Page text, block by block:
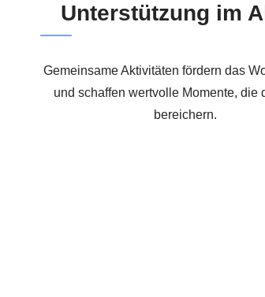
Unterstützung im
Gemeinsame Aktivitäten fördern das
und schaffen wertvolle Momente, die
bereichern.